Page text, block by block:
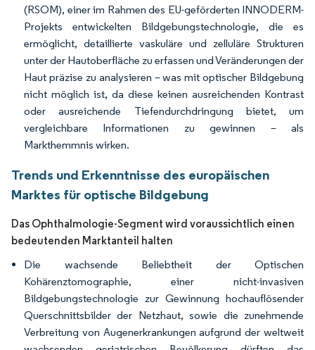
(RSOM), einer im Rahmen des EU-geförderten INNODERM-
Projekts entwickelten Bildgebungstechnologie, die es
ermöglicht, detaillierte vaskuläre und zelluläre Strukturen
unter der Hautoberfläche zu erfassen und Veränderungen der
Haut präzise zu analysieren – was mit optischer Bildgebung
nicht möglich ist, da diese keinen ausreichenden Kontrast
oder ausreichende Tiefendurchdringung bietet, um
vergleichbare Informationen zu gewinnen – als
Markthemmnis wirken.
Trends und Erkenntnisse des europäischen
Marktes für optische Bildgebung
Das Ophthalmologie-Segment wird voraussichtlich einen
bedeutenden Marktanteil halten
Die wachsende Beliebtheit der Optischen
Kohärenztomographie, einer nicht-invasiven
Bildgebungstechnologie zur Gewinnung hochauflösender
Querschnittsbilder der Netzhaut, sowie die zunehmende
Verbreitung von Augenerkrankungen aufgrund der weltweit